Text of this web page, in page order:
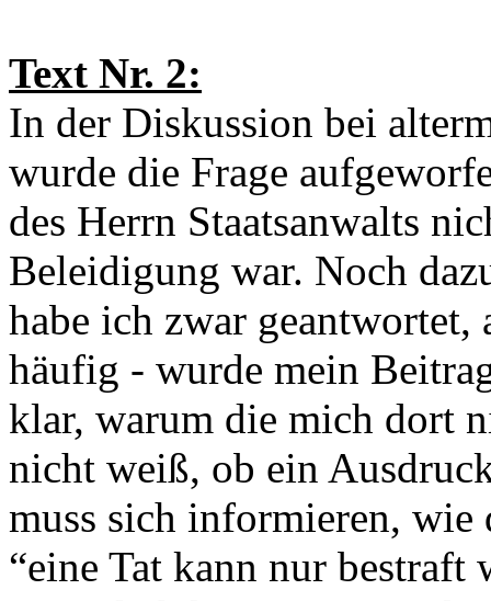
Text Nr. 2:
In der Diskussion bei
wurde die Frage
des Herrn Staatsanwalts
Beleidigung war. Noch
habe ich zwar geantwortet,
häufig - wurde mein
klar, warum die mich dort
nicht weiß, ob ein
muss sich informieren, wie
“eine Tat kann nur